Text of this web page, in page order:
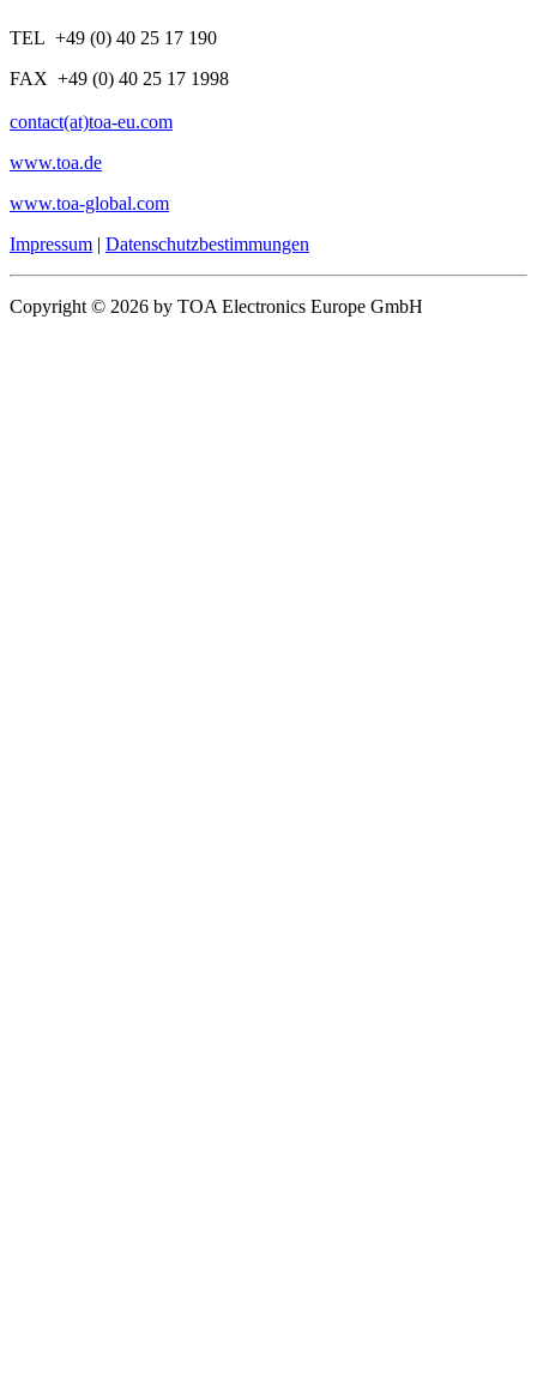
TEL +49 (0) 40 25 17 190
FAX +49 (0) 40 25 17 1998
contact(at)toa-eu.com
www.toa.de
www.toa-global.com
Impressum | Datenschutzbestimmungen
Copyright © 2026 by TOA Electronics Europe GmbH